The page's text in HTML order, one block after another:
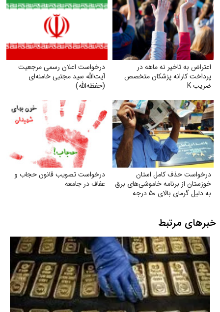
اعتراض به تاخیر نه ماهه در
پرداخت کارانه پزشکان متخصص
ضریب K
درخواست اعلان رسمی مرجعیت
آیت‌الله سید مجتبی خامنه‌ای
(حفظه‌الله)
درخواست حذف کامل استان
خوزستان از برنامه خاموشی‌های برق
به دلیل گرمای بالای ۵۰ درجه
درخواست تصویب قانون حجاب و
عفاف در جامعه
خبرهای مرتبط